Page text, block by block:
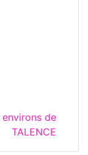
de
TALENCE